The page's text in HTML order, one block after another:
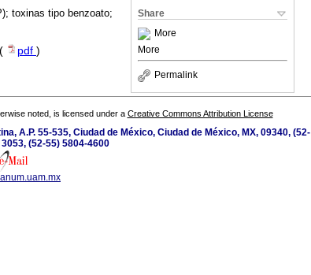
Share
More
More
Permalink
toxinas tipo benzoato;
pdf )
noted, is licensed under a Creative Commons Attribution License
A.P. 55-535, Ciudad de México, Ciudad de México, MX, 09340, (52-
(52-55) 5804-4600